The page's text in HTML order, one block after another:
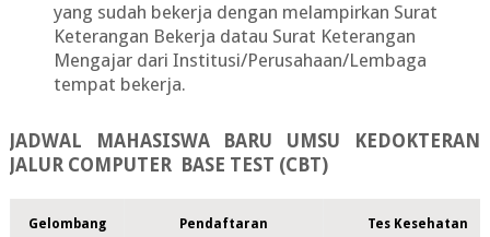
yang sudah bekerja dengan melampirkan Surat
Keterangan Bekerja datau Surat Keterangan
Mengajar dari Institusi/Perusahaan/Lembaga
tempat bekerja.
JADWAL MAHASISWA BARU UMSU KEDOKTERAN
JALUR COMPUTER BASE TEST (CBT)
Gelombang Pendaftaran Tes Kesehatan